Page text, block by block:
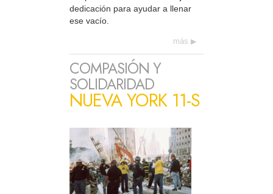
dedicación para ayudar a llenar
ese vacío.
más
COMPASIÓN Y
SOLIDARIDAD
NUEVA YORK 11-S